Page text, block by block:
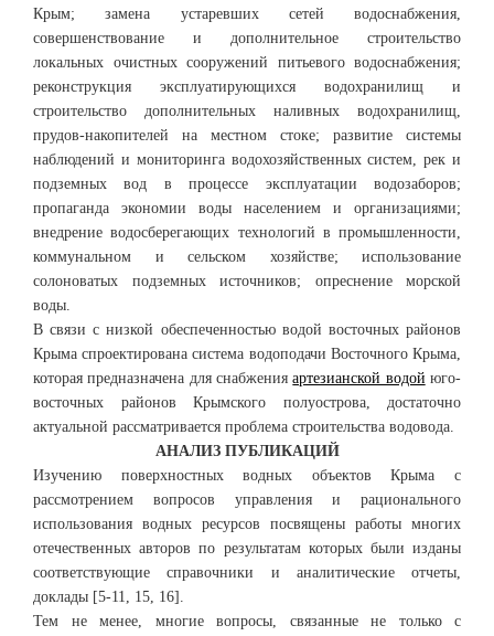
Крым; замена устаревших сетей водоснабжения,
совершенствование и дополнительное строительство
локальных очистных сооружений питьевого водоснабжения;
реконструкция эксплуатирующихся водохранилищ и
строительство дополнительных наливных водохранилищ,
прудов-накопителей на местном стоке; развитие системы
наблюдений и мониторинга водохозяйственных систем, рек и
подземных вод в процессе эксплуатации водозаборов;
пропаганда экономии воды населением и организациями;
внедрение водосберегающих технологий в промышленности,
коммунальном и сельском хозяйстве; использование
солоноватых подземных источников; опреснение морской
воды.
В связи с низкой обеспеченностью водой восточных районов
Крыма спроектирована система водоподачи Восточного Крыма,
которая предназначена для снабженияартезианской водой юго-
восточных районов Крымского полуострова, достаточно
актуальной рассматривается проблема строительства водовода.
АНАЛИЗ ПУБЛИКАЦИЙ
Изучению поверхностных водных объектов Крыма с
рассмотрением вопросов управления и рационального
использования водных ресурсов посвящены работы многих
отечественных авторов по результатам которых были изданы
соответствующие справочники и аналитические отчеты,
доклады [5-11, 15, 16].
Тем не менее, многие вопросы, связанные не только с